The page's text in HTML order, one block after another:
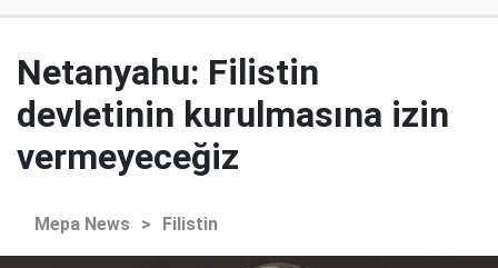
Netanyahu: Filistin
devletinin kurulmasına izin
vermeyeceğiz
Mepa News > Filistin